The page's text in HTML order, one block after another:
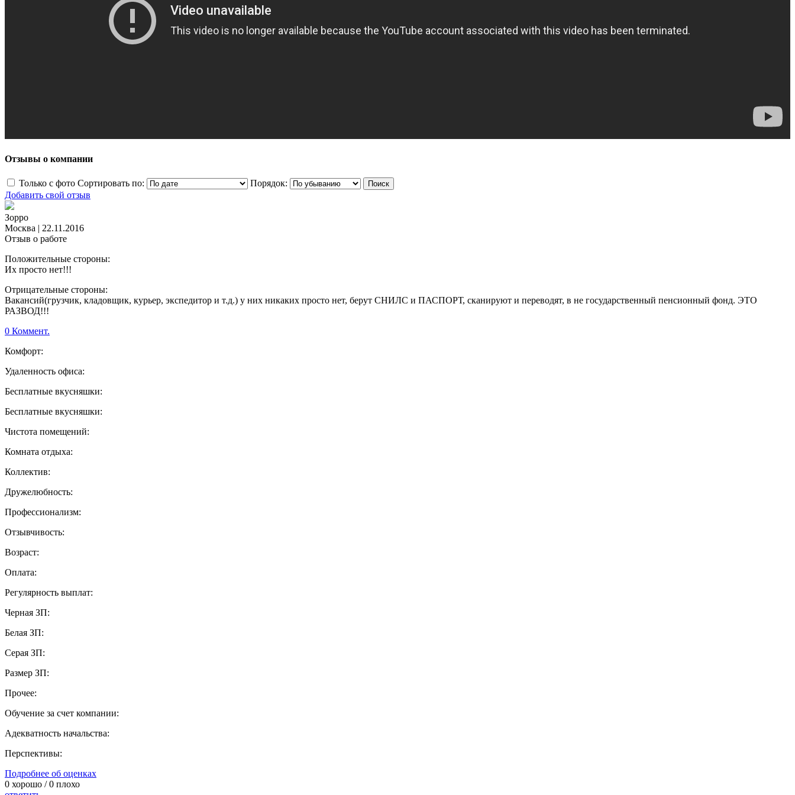
Отзывы о компании
Только с фото Сортировать по:
Порядок:
Добавить свой отзыв
Зорро
Москва | 22.11.2016
Отзыв о работе
Положительные стороны:
Их просто нет!!!
Отрицательные стороны:
Вакансий(грузчик, кладовщик, курьер, экспедитор и т.д.) у них никаких просто нет, берут СНИЛС и ПАСПОРТ, сканируют и переводят, в не государственный пенсионный фонд. ЭТО
РАЗВОД!!!
0 Коммент.
Комфорт:
Удаленность офиса:
Бесплатные вкусняшки:
Бесплатные вкусняшки:
Чистота помещений:
Комната отдыха:
Коллектив:
Дружелюбность:
Профессионализм:
Отзывчивость:
Возраст:
Оплата:
Регулярность выплат:
Черная ЗП:
Белая ЗП:
Серая ЗП:
Размер ЗП:
Прочее:
Обучение за счет компании:
Адекватность начальства:
Перспективы:
Подробнее об оценках
0 хорошо /0 плохо